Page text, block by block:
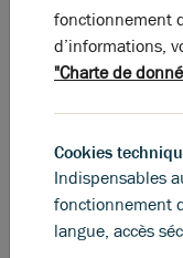
Photos (3)
fonctionnement
d’informations,
"Charte de
Cookies
Indispensables
fonctionnement
langue, accès